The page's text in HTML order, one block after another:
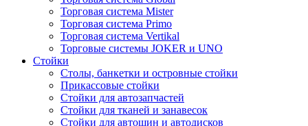
Торговая система Mister
Торговая система Primo
Торговая система Vertikal
Торговые системы JOKER и UNO
Стойки
Столы, банкетки и островные стойки
Прикассовые стойки
Стойки для автозапчастей
Стойки для тканей и занавесок
Стойки для автошин и автодисков